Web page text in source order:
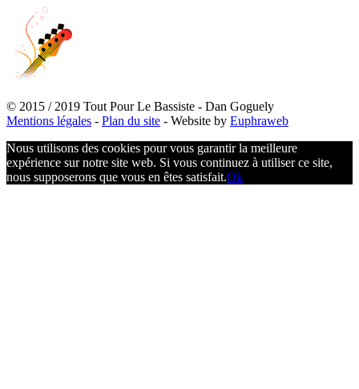
© 2015 / 2019 Tout Pour Le Bassiste - Dan Goguely
Mentions légales - Plan du site - Website by Euphraweb
Nous utilisons des cookies pour vous garantir la meilleure
expérience sur notre site web. Si vous continuez à utiliser ce site,
nous supposerons que vous en êtes satisfait.Ok